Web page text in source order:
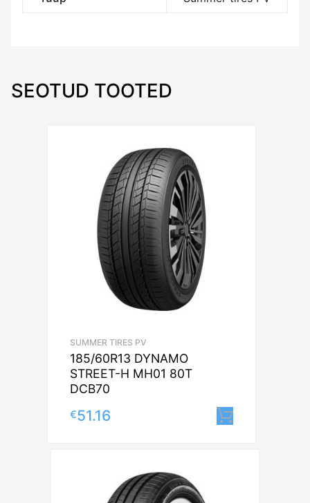
SEOTUD TOOTED
SUMMER TIRES PV
185/60R13 DYNAMO
STREET-H MH01 80T
DCB70
€51.16